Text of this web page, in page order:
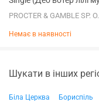
PROCTER & GAMBLE SP.
Немає в наявності
Шукати в інших
Біла Церква Бориспіль